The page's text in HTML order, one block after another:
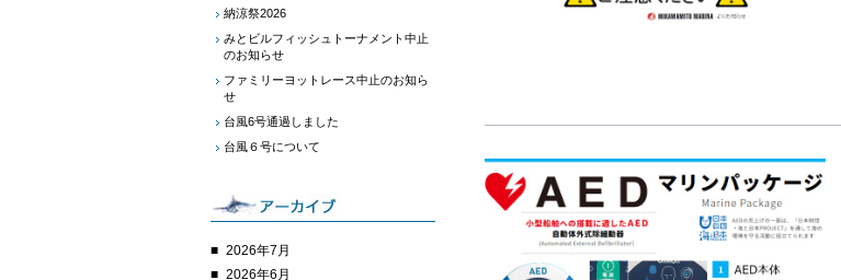
納涼祭2026
みとビルフィッシュトーナメント中止
のお知らせ
ファミリーヨットレース中止のお知ら
せ
台風6号通過しました
台風６号について
2026年7月
2026年6月